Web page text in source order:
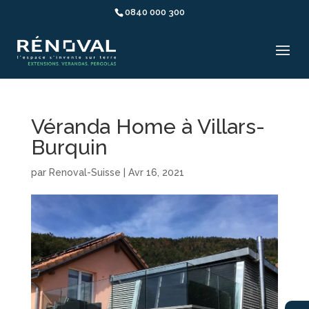
0840 000 300
Véranda Home à Villars-
Burquin
par Renoval-Suisse Avr 16, 2021